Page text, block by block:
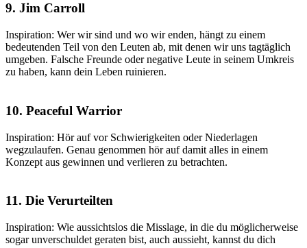
9. Jim Carroll
Inspiration: Wer wir sind und wo wir enden, hängt zu einem
bedeutenden Teil von den Leuten ab, mit denen wir uns tagtäglich
umgeben. Falsche Freunde oder negative Leute in seinem Umkreis
zu haben, kann dein Leben ruinieren.
10. Peaceful Warrior
Inspiration: Hör auf vor Schwierigkeiten oder Niederlagen
wegzulaufen. Genau genommen hör auf damit alles in einem
Konzept aus gewinnen und verlieren zu betrachten.
11. Die Verurteilten
Inspiration: Wie aussichtslos die Misslage, in die du möglicherweise
sogar unverschuldet geraten bist, auch aussieht, kannst du dich